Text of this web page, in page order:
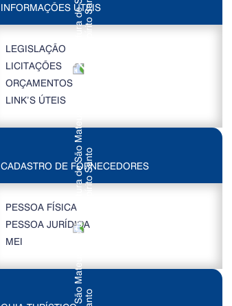
INFORMAÇÕES ÚTEIS
LEGISLAÇÃO
LICITAÇÕES
ORÇAMENTOS
LINK’S ÚTEIS
CADASTRO DE FORNECEDORES
PESSOA FÍSICA
PESSOA JURÍDICA
MEI